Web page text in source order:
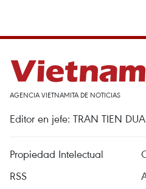
AGENCIA VIETNAMITA DE NOTICIAS
Editor en jefe: TRAN TIEN
Propiedad Intelectual
RSS